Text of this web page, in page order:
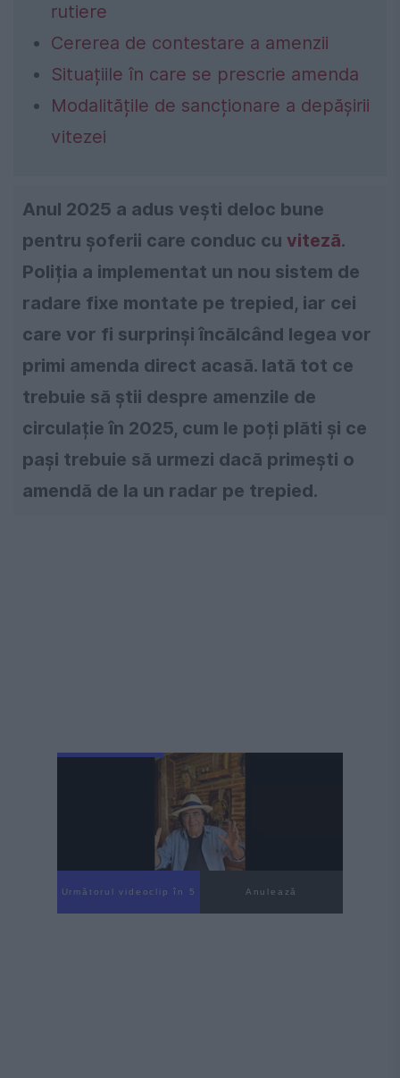
rutiere
Cererea de contestare a amenzii
Situațiile în care se prescrie amenda
Modalitățile de sancționare a depășirii
vitezei
Anul 2025 a adus vești deloc bune
pentru șoferii care conduc cu viteză.
Poliția a implementat un nou sistem de
radare fixe montate pe trepied, iar cei
care vor fi surprinși încălcând legea vor
primi amenda direct acasă. Iată tot ce
trebuie să știi despre amenzile de
circulație în 2025, cum le poți plăti și ce
pași trebuie să urmezi dacă primești o
amendă de la un radar pe trepied.
Următorul videoclip în 4 Anulează